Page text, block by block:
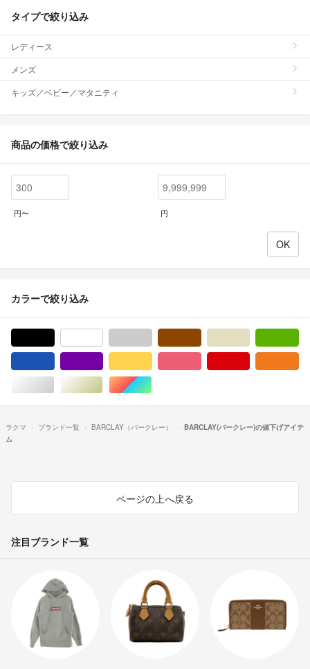
タイプで絞り込み
レディース
メンズ
キッズ／ベビー／マタニティ
商品の価格で絞り込み
円〜 円
カラーで絞り込み
シルバー/銀色系ゴールド/金色系マルチカラー
ラクマ ブランド一覧 BARCLAY（バークレー）
BARCLAY(バークレー)の値下げアイテ
ム
ページの上へ戻る
注目ブランド一覧